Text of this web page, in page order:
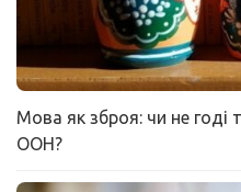
Мова як зброя: чи не годі
ООН?